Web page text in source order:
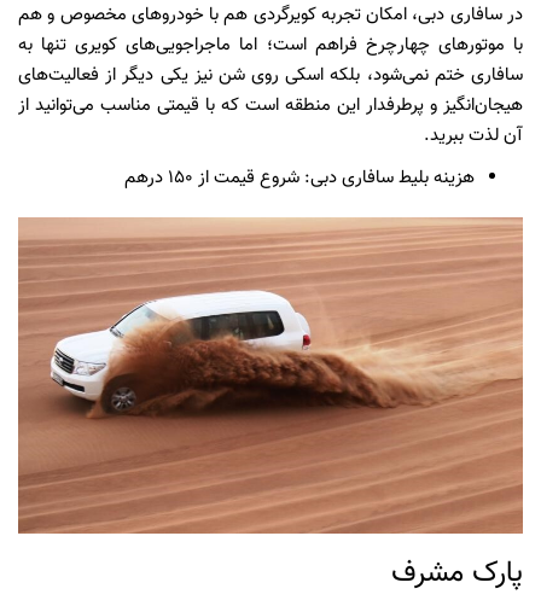
در سافاری دبی، امکان تجربه کویرگردی هم با خودروهای مخصوص و هم
با موتورهای چهارچرخ فراهم است؛ اما ماجراجویی‌های کویری تنها به
سافاری ختم نمی‌شود، بلکه اسکی روی شن نیز یکی دیگر از فعالیت‌های
هیجان‌انگیز و پرطرفدار این منطقه است که با قیمتی مناسب می‌توانید از
آن لذت ببرید.
هزینه بلیط سافاری دبی: شروع قیمت از 150 درهم
پارک مشرف